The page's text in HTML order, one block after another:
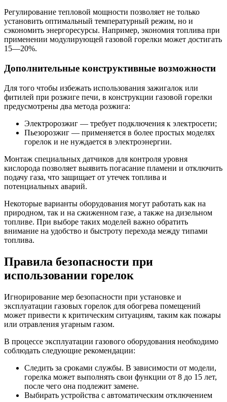
Регулирование тепловой мощности позволяет не только
установить оптимальный температурный режим, но и
сэкономить энергоресурсы. Например, экономия топлива при
применении модулирующей газовой горелки может достигать
15—20%.
Дополнительные конструктивные возможности
Для того чтобы избежать использования зажигалок или
фитилей при розжиге печи, в конструкции газовой горелки
предусмотрены два метода розжига:
Электророзжиг — требует подключения к электросети;
Пьезорозжиг — применяется в более простых моделях
горелок и не нуждается в электроэнергии.
Монтаж специальных датчиков для контроля уровня
кислорода позволяет выявить погасание пламени и отключить
подачу газа, что защищает от утечек топлива и
потенциальных аварий.
Некоторые варианты оборудования могут работать как на
природном, так и на сжиженном газе, а также на дизельном
топливе. При выборе таких моделей важно обратить
внимание на удобство и быстроту перехода между типами
топлива.
Правила безопасности при
использовании горелок
Игнорирование мер безопасности при установке и
эксплуатации газовых горелок для обогрева помещений
может привести к критическим ситуациям, таким как пожары
или отравления угарным газом.
В процессе эксплуатации газового оборудования необходимо
соблюдать следующие рекомендации:
Следить за сроками службы. В зависимости от модели,
горелка может выполнять свои функции от 8 до 15 лет,
после чего она подлежит замене.
Выбирать устройства с автоматическим отключением